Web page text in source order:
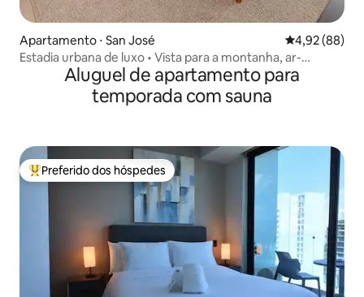
Apartamento ⋅ San José 4,92 de uma
4,92 (88)
Estadia urbana de luxo • Vista para a montanha, ar-
condicionado, piscina, sauna
Aluguel de apartamento para
temporada com sauna
Entre os melhores preferidos dos hóspedes
Preferido dos hóspedes